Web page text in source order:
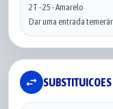
2T - 25 - Amarelo
Dar uma entrada
swap_horiz SUBSTITUICOES